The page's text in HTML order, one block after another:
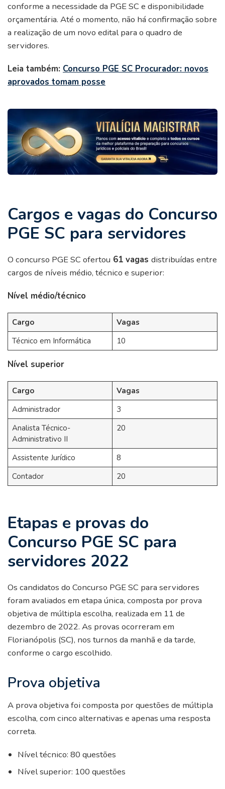
conforme a necessidade da PGE SC e disponibilidade
orçamentária. Até o momento, não há confirmação sobre
a realização de um novo edital para o quadro de
servidores.
Leia também: Concurso PGE SC Procurador: novos
aprovados tomam posse
Cargos e vagas do Concurso
PGE SC para servidores
O concurso PGE SC ofertou 61 vagas distribuídas entre
cargos de níveis médio, técnico e superior:
Nível médio/técnico
Cargo
Vagas
Técnico em Informática
10
Nível superior
Cargo
Vagas
Administrador
3
Analista Técnico-
Administrativo II
20
Assistente Jurídico
8
Contador
20
Etapas e provas do
Concurso PGE SC para
servidores 2022
Os candidatos do Concurso PGE SC para servidores
foram avaliados em etapa única, composta por prova
objetiva de múltipla escolha, realizada em 11 de
dezembro de 2022. As provas ocorreram em
Florianópolis (SC), nos turnos da manhã e da tarde,
conforme o cargo escolhido.
Prova objetiva
A prova objetiva foi composta por questões de múltipla
escolha, com cinco alternativas e apenas uma resposta
correta.
Nível técnico: 80 questões
Nível superior: 100 questões